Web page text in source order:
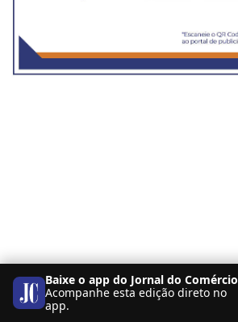
Baixe o app do Jornal do Comércio
Acompanhe esta edição direto no
app.